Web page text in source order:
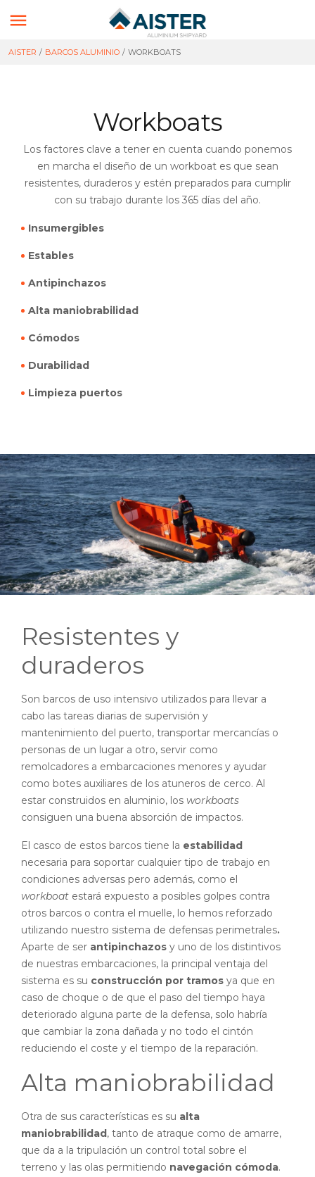

AISTER / BARCOS ALUMINIO / WORKBOATS
Workboats
Los factores clave a tener en cuenta cuando ponemos
en marcha el diseño de un workboat es que sean
resistentes, duraderos y estén preparados para cumplir
con su trabajo durante los 365 días del año.
Insumergibles
Estables
Antipinchazos
Alta maniobrabilidad
Cómodos
Durabilidad
Limpieza puertos
Resistentes y
duraderos
Son barcos de uso intensivo utilizados para llevar a
cabo las tareas diarias de supervisión y
mantenimiento del puerto, transportar mercancías o
personas de un lugar a otro, servir como
remolcadores a embarcaciones menores y ayudar
como botes auxiliares de los atuneros de cerco. Al
estar construidos en aluminio, los workboats
consiguen una buena absorción de impactos.
El casco de estos barcos tiene la estabilidad
necesaria para soportar cualquier tipo de trabajo en
condiciones adversas pero además, como el
workboat estará expuesto a posibles golpes contra
otros barcos o contra el muelle, lo hemos reforzado
utilizando nuestro sistema de defensas perimetrales.
Aparte de ser antipinchazos y uno de los distintivos
de nuestras embarcaciones, la principal ventaja del
sistema es su construcción por tramos ya que en
caso de choque o de que el paso del tiempo haya
deteriorado alguna parte de la defensa, solo habría
que cambiar la zona dañada y no todo el cintón
reduciendo el coste y el tiempo de la reparación.
Alta maniobrabilidad
Otra de sus características es su alta
maniobrabilidad, tanto de atraque como de amarre,
que da a la tripulación un control total sobre el
terreno y las olas permitiendo navegación cómoda.